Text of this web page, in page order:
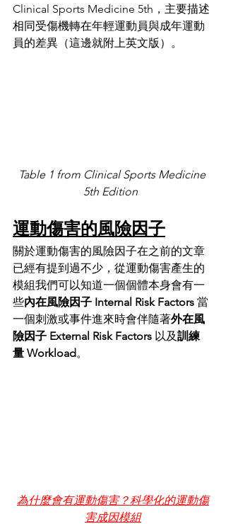
Clinical Sports Medicine 5th，主要描述
相同受傷機轉在年輕運動員與成年運動
員的差異（這邊就附上英文版）。
Table 1 from Clinical Sports Medicine
5th Edition
運動傷害的風險因子
關於運動傷害的風險因子在之前的文章
已經有提到過不少，從運動傷害產生的
模組我們可以知道一個個體本身會有一
些內在風險因子 Internal Risk Factors 當
一個刺激或事件進來時會伴隨著外在風
險因子 External Risk Factors 以及訓練
量 Workload。
為什麼會有運動傷害？科學化的運動傷
害成因模組